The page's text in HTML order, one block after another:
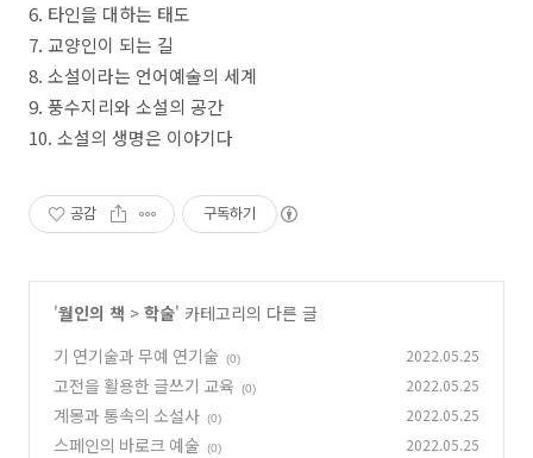
6. 타인을 대하는 태도
7. 교양인이 되는 길
8. 소설이라는 언어예술의 세계
9. 풍수지리와 소설의 공간
10. 소설의 생명은 이야기다
공감 구독하기
'월인의 책 > 학술' 카테고리의 다른 글
기 연기술과 무예 연기술
(0) 2022.05.25
고전을 활용한 글쓰기 교육 (0) 2022.05.25
계몽과 통속의 소설사 (0) 2022.05.25
스페인의 바로크 예술 (0) 2022.05.25